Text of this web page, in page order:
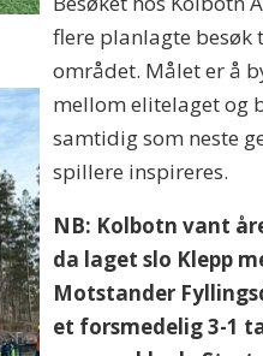
flere planlagte
området. Målet er å
mellom elitelaget og
samtidig som neste
spillere inspireres.
NB: Kolbotn vant
da laget slo Klepp
Motstander
et forsmedelig 3-1